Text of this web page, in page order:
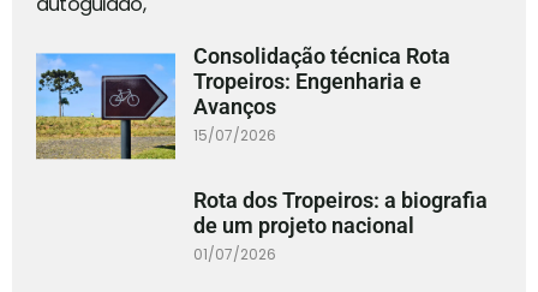
Consolidação técnica Rota
Tropeiros: Engenharia e
Avanços
15/07/2026
Rota dos Tropeiros: a biografia
de um projeto nacional
01/07/2026